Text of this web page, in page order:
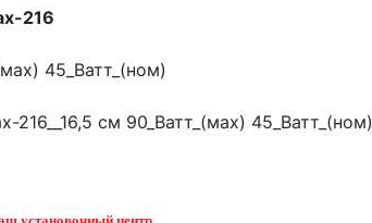
216
45_Ватт_(ном)
216__16,5 см 90_Ватт_(мах) 45_Ватт_(ном)